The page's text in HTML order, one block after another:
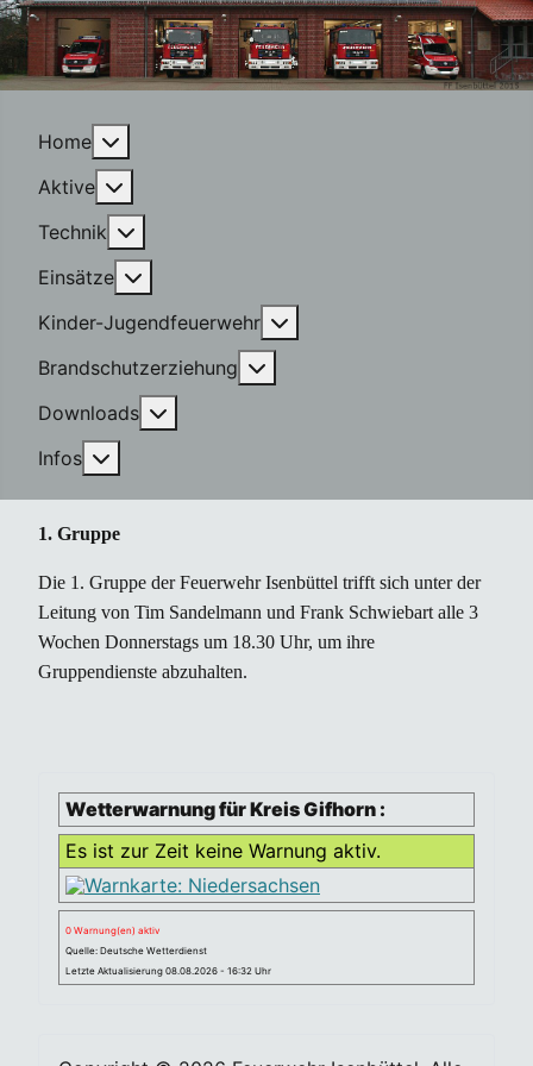
Home
Aktive
Technik
Einsätze
Kinder-Jugendfeuerwehr
Brandschutzerziehung
Downloads
Infos
1. Gruppe
Die 1. Gruppe der Feuerwehr Isenbüttel trifft sich unter der
Leitung von Tim Sandelmann und Frank Schwiebart alle 3
Wochen Donnerstags um 18.30 Uhr, um ihre
Gruppendienste abzuhalten.
Wetterwarnung für Kreis Gifhorn :
Es ist zur Zeit keine Warnung aktiv.
0 Warnung(en) aktiv
Quelle: Deutsche Wetterdienst
Letzte Aktualisierung 08.08.2026 - 16:32 Uhr